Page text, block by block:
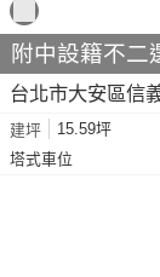
附中設籍不二
台北市大安區信
建坪 15.59坪
塔式車位